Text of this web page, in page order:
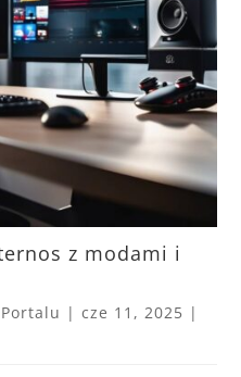
z modami i
|cze 11, 2025 |